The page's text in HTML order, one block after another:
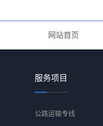
网站首页
服务项目
公路运输专线